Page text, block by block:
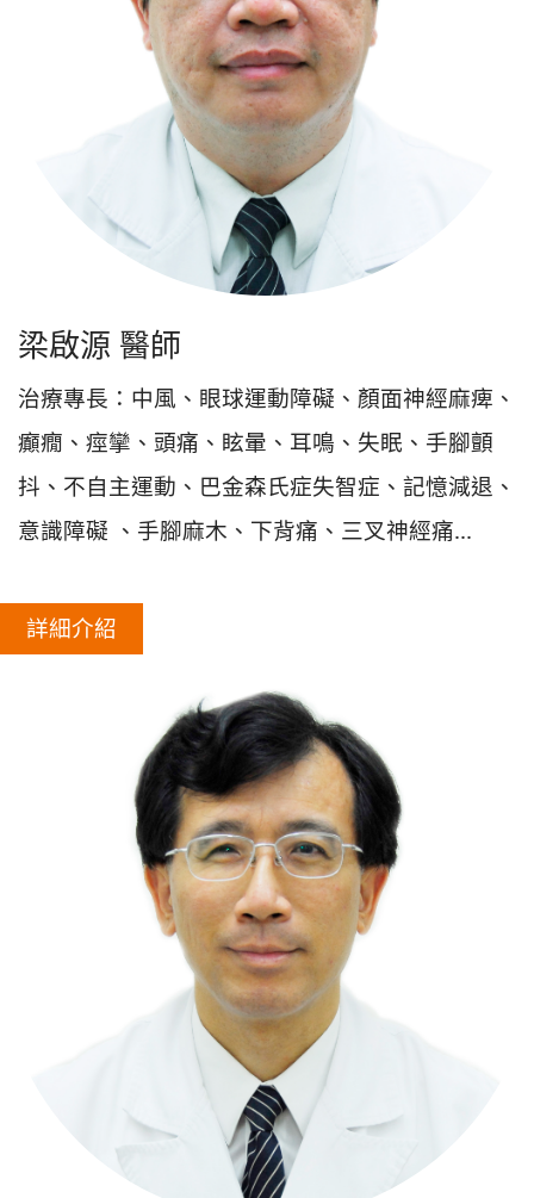
梁啟源 醫師
治療專長：中風、眼球運動障礙、顏面神經麻痺、
癲癇、痙攣、頭痛、眩暈、耳鳴、失眠、手腳顫
抖、不自主運動、巴金森氏症失智症、記憶減退、
意識障礙 、手腳麻木、下背痛、三叉神經痛...
詳細介紹